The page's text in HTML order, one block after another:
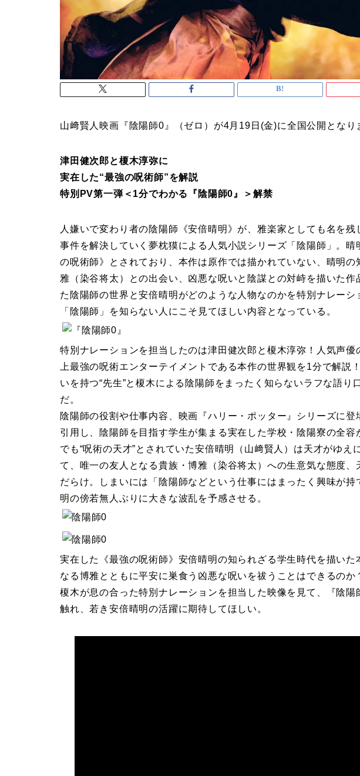
山﨑賢人映画『陰陽師0』（ゼロ）が4月19日(金)に全国公開となり
津田健次郎と榎木淳弥に
実在した“最強の呪術師”を解説
特別PV第一弾＜1分でわかる『陰陽師0』＞解禁
人嫌いで変わり者の陰陽師《安倍晴明》が、雅楽家としても名を
事件を解決していく夢枕獏による人気小説シリーズ「陰陽師」。晴
の呪術師》とされており、本作は原作では描かれていない、晴明
雅（染谷将太）との出会い、凶悪な呪いと陰謀との対峙を描いた作
た陰陽師の世界と安倍晴明がどのような人物なのかを特別ナレーシ
「陰陽師」を知らない人にこそ見てほしい内容となっている。
特別ナレーションを担当したのは津田健次郎と榎木淳弥！人気声優
上最強の呪術エンターテイメントである本作の世界観を1分で解説
いを持つ“先生”と榎木による陰陽師をまったく知らないラフな語り
だ。
陰陽師の役割や仕事内容、映画『ハリー・ポッター』シリーズに
引用し、陰陽師を目指す学生が集まる実在した学校・陰陽寮の全容
でも“呪術の天才”とされていた安倍晴明（山﨑賢人）は天才がゆえ
て、唯一の友人となる貴族・博雅（染谷将太）への生意気な態度、
だらけ。しまいには「陰陽師などという仕事にはまったく興味が
明の傍若無人ぶりに大きな波乱を予感させる。
実在した《最強の呪術師》安倍晴明の知られざる学生時代を描いた
なる博雅とともに平安に巣食う凶悪な呪いを祓うことはできるのか
榎木が息の合った特別ナレーションを担当した映像を見て、『陰陽
触れ、若き安倍晴明の活躍に期待してほしい。